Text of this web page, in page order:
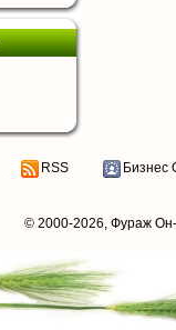
RSS Бизнес
© 2000-2026, Фураж